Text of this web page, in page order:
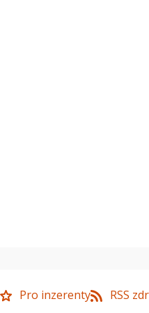
Pro inzerenty RSS